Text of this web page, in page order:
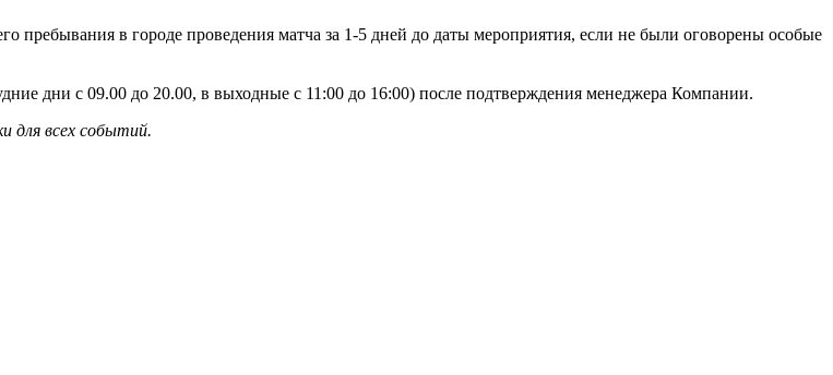
пребывания в городе проведения матча за 1-5 дней до даты мероприятия, если не были оговорены особые
дни с 09.00 до 20.00, в выходные с 11:00 до 16:00) после подтверждения менеджера Компании.
для всех событий.